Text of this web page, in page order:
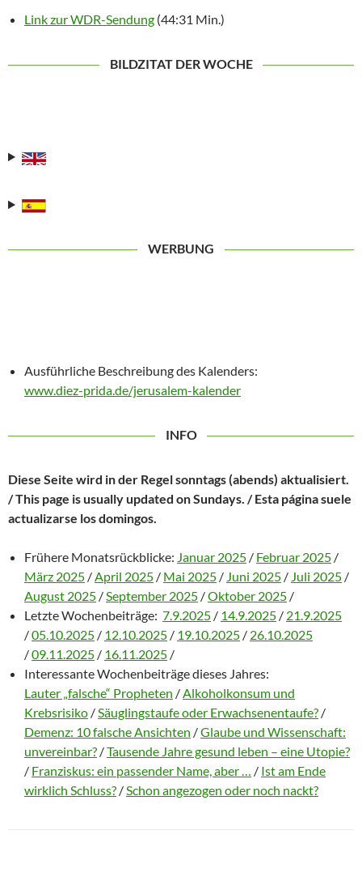
Link zur WDR-Sendung (44:31 Min.)
BILDZITAT DER WOCHE
WERBUNG
Ausführliche Beschreibung des Kalenders:
www.diez-prida.de/jerusalem-kalender
INFO
Diese Seite wird in der Regel sonntags (abends) aktualisiert.
/ This page is usually updated on Sundays. / Esta página suele
actualizarse los domingos.
Frühere Monatsrückblicke: Januar 2025 / Februar 2025 /
März 2025 /April 2025 / Mai 2025 / Juni 2025 / Juli 2025 /
August 2025 /September 2025 /Oktober 2025 /
Letzte Wochenbeiträge: 7.9.2025 / 14.9.2025 / 21.9.2025
/05.10.2025 / 12.10.2025 / 19.10.2025 / 26.10.2025
/09.11.2025 / 16.11.2025 /
Interessante Wochenbeiträge dieses Jahres:
Lauter „falsche“ Propheten /Alkoholkonsum und
Krebsrisiko /Säuglingstaufe oder Erwachsenentaufe? /
Demenz: 10 falsche Ansichten /Glaube und Wissenschaft:
unvereinbar? /Tausende Jahre gesund leben – eine Utopie?
/ Franziskus: ein passender Name, aber … / Ist am Ende
wirklich Schluss? /Schon angezogen oder noch nackt?